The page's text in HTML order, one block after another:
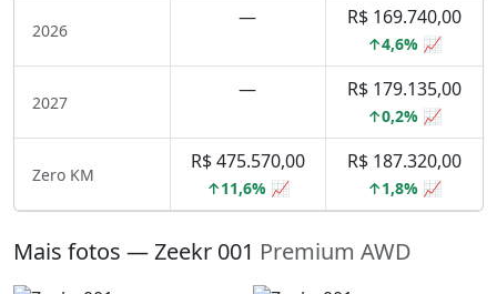
2026
— R$ 169.740,00
↑4,6% 📈
2027
— R$ 179.135,00
↑0,2% 📈
Zero KM
R$ 475.570,00
↑11,6% 📈
R$ 187.320,00
↑1,8% 📈
Mais fotos — Zeekr 001 Premium AWD